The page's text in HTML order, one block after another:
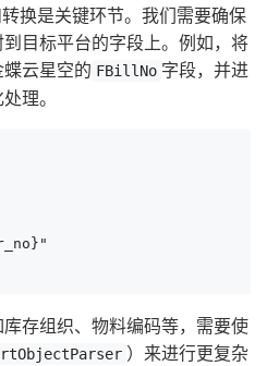
换是关键环节。我们需要确保
目标平台的字段上。例如，将
云星空的 FBillNo 字段，并进
理。
存组织、物料编码等，需要使
）来进行更复杂